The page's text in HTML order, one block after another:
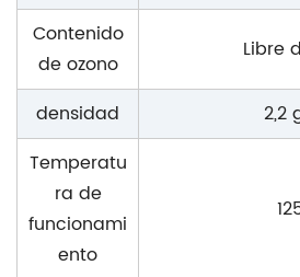
Contenido
de ozono
Libre
densidad
2,2
Temperatu
ra de
funcionami
ento